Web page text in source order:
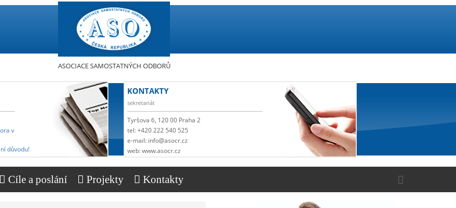
ASOCIACE SAMOSTATNÝCH ODBORŮ
v
důvodu!
KONTAKTY
sekretariát
Tyršova 6, 120 00 Praha 2
tel: +420 222 540 525
e-mail: info@asocr.cz
web: www.asocr.cz
Cíle a poslání Projekty Kontakty